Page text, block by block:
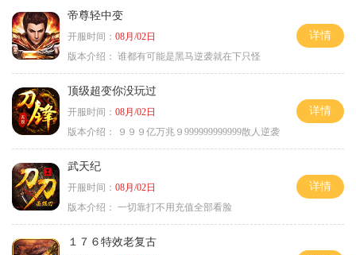
帝尊轻中变
开服时间： 08月/02日
版本介绍： 谁都有可能是黑马逆袭就在下只怪
详情
顶级超变你没玩过
开服时间： 08月/02日
版本介绍：
９９９亿万兆９999999999999散人逆袭
详情
武天纪
开服时间： 08月/02日
版本介绍： 一切靠打不用充值全部看脸
详情
１７６特效老复古